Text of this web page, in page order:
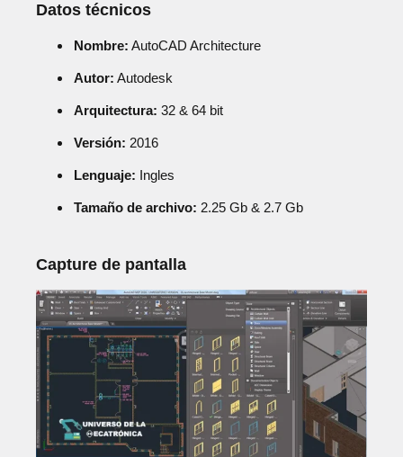
Datos técnicos
Nombre: AutoCAD Architecture
Autor: Autodesk
Arquitectura: 32 & 64 bit
Versión: 2016
Lenguaje: Ingles
Tamaño de archivo: 2.25 Gb & 2.7 Gb
Capture de pantalla